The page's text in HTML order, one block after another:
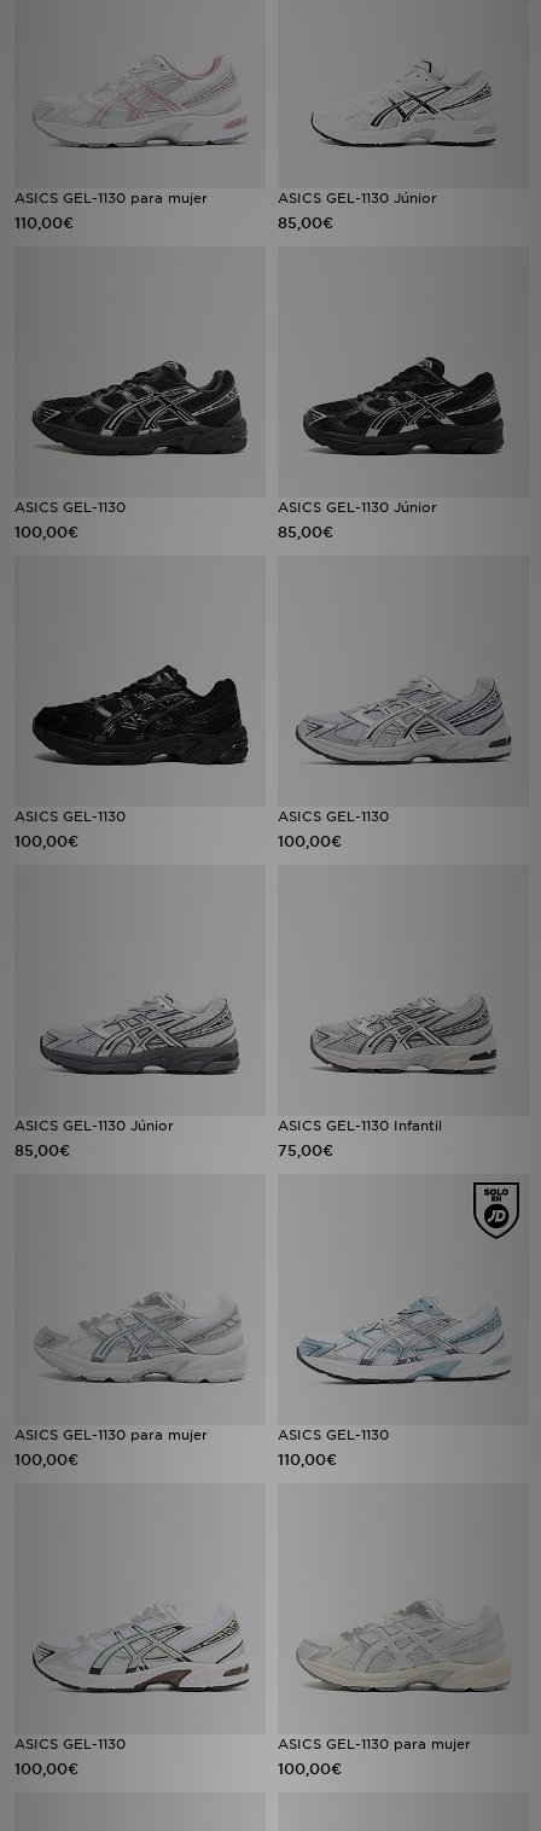
ASICS GEL-1130 para mujer
110,00€
ASICS GEL-1130 Júnior
85,00€
ASICS GEL-1130
100,00€
ASICS GEL-1130 Júnior
85,00€
ASICS GEL-1130
100,00€
ASICS GEL-1130
100,00€
ASICS GEL-1130 Júnior
85,00€
ASICS GEL-1130 Infantil
75,00€
ASICS GEL-1130 para mujer
100,00€
ASICS GEL-1130
110,00€
ASICS GEL-1130
100,00€
ASICS GEL-1130 para mujer
100,00€